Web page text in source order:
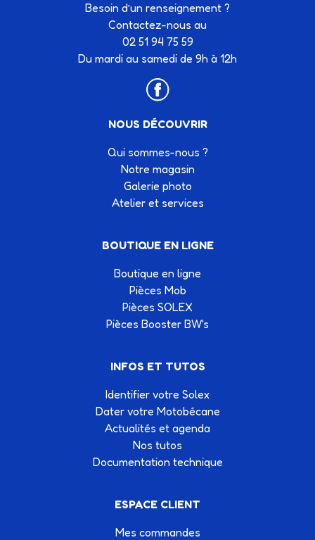
Besoin d’un renseignement ?
Contactez-nous au
02 51 94 75 59
Du mardi au samedi de 9h à 12h
NOUS DÉCOUVRIR
Qui sommes-nous ?
Notre magasin
Galerie photo
Atelier et services
BOUTIQUE EN LIGNE
Boutique en ligne
Pièces Mob
Pièces SOLEX
Pièces Booster BW's
INFOS ET TUTOS
Identifier votre Solex
Dater votre Motobécane
Actualités et agenda
Nos tutos
Documentation technique
ESPACE CLIENT
Mes commandes